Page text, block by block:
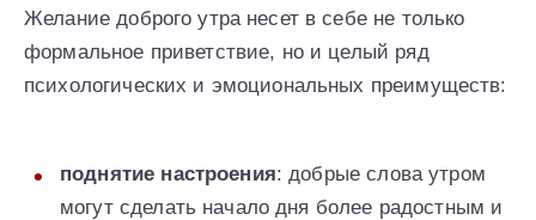
Желание доброго утра несет в себе не только
формальное приветствие, но и целый ряд
психологических и эмоциональных преимуществ:
поднятие настроения: добрые слова утром
могут сделать начало дня более радостным и